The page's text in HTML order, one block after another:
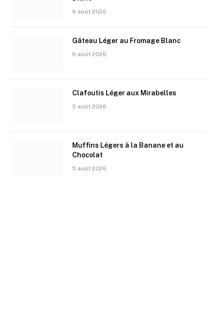
6 août 2026
Gâteau Léger au Fromage Blanc
6 août 2026
Clafoutis Léger aux Mirabelles
5 août 2026
Muffins Légers à la Banane et au
Chocolat
5 août 2026